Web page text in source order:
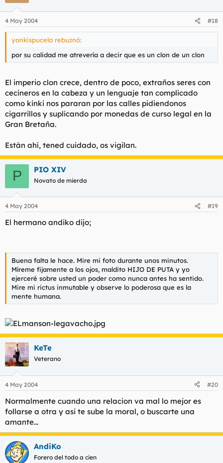
4 May 2004 #18
yonkispucela rebuznó:
por su calidad me atrevería a decir que es un clon de un clon
El imperio clon crece, dentro de poco, extraños seres con
cecineros en la cabeza y un lenguaje tan complicado
como kinki nos pararan por las calles pidiendonos
cigarrillos y suplicando por monedas de curso legal en la
Gran Bretaña.
Están ahí, tened cuidado, os vigilan.
P PIO XIV
Novato de mierda
4 May 2004 #19
El hermano andiko dijo;
Buena falta le hace. Mire mi foto durante unos minutos.
Míreme fijamente a los ojos, maldito HIJO DE PUTA y yo
ejerceré sobre usted un poder como nunca antes ha sentido.
Mire mi rictus inmutable y observe lo poderosa que es la
mente humana.
KeTe
Veterano
4 May 2004 #20
Normalmente cuando una relacion va mal lo mejor es
follarse a otra y asi te sube la moral, o buscarte una
amante...
AndiKo
Forero del todo a cien